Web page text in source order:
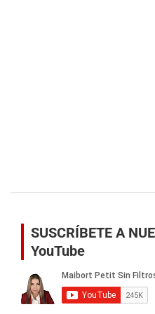
SUSCRÍBETE A
YouTube